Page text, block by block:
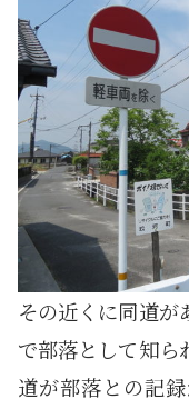
その近くに同道が
で部落として知ら
道が部落との記